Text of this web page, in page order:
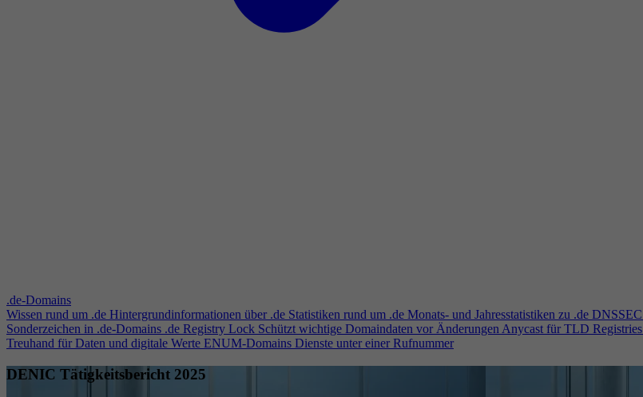
.de-Domains
Wissen rund um .de Hintergrundinformationen über .de Statistiken rund um .de Monats- und Jahresstatistiken zu .de DNSSEC
Sonderzeichen in .de-Domains .de Registry Lock Schützt wichtige Domaindaten vor ÄnderungenAnycast für TLD Registries
Treuhand für Daten und digitale Werte ENUM-Domains Dienste unter einer Rufnummer
DENIC Tätigkeitsbericht 2025